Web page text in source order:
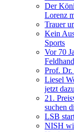
Der
Lorenz
Trauer
Kein
Sports
Vor 70
Prof. Dr.
Liesel
jetzt
21.
suchen
LSB
NISH